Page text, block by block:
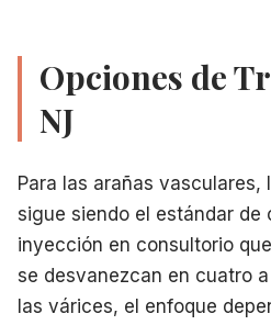
Opciones de
NJ
Para las arañas vasculares,
sigue siendo el estándar
inyección en consultorio
se desvanezcan en cuatro
las várices, el enfoque